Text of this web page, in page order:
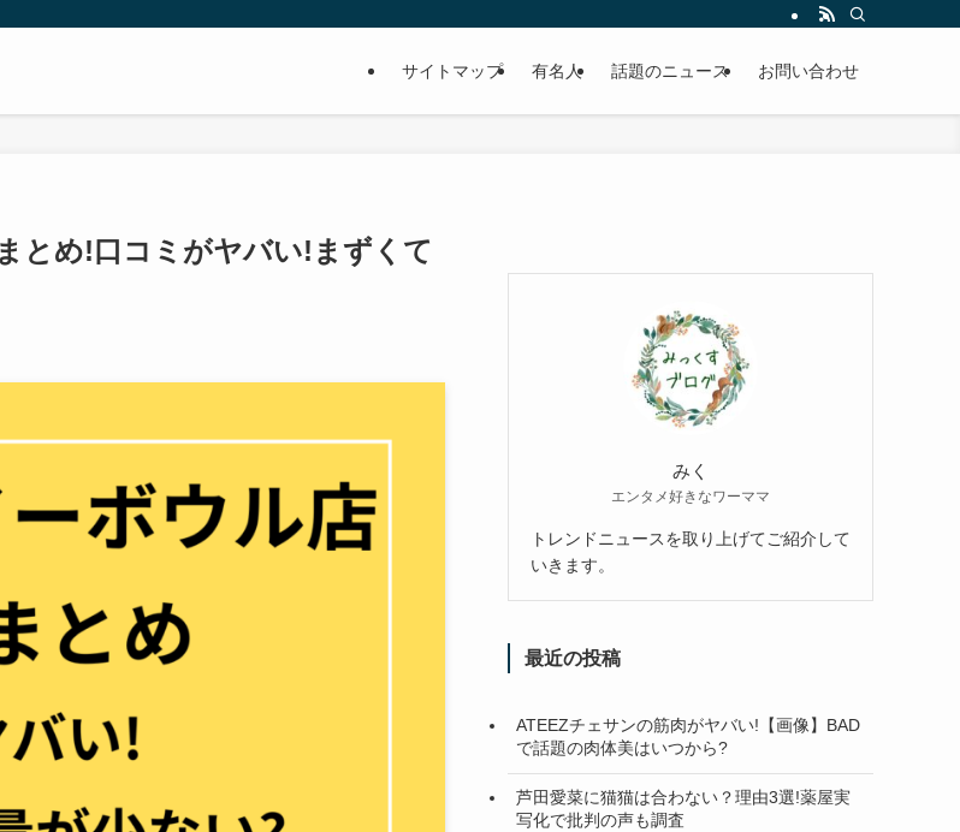
サイトマップ 有名人 話題のニュース お問い合わせ
とめ!口コミがヤバい!まずくて
みく
エンタメ好きなワーママ
トレンドニュースを取り上げてご紹介して
いきます。
最近の投稿
ATEEZチェサンの筋肉がヤバい!【画像】BAD
で話題の肉体美はいつから?
芦田愛菜に猫猫は合わない？理由3選!薬屋実
写化で批判の声も調査